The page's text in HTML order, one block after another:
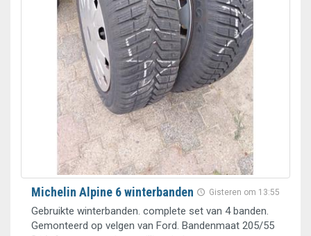
Gisteren om 13:55
Michelin Alpine 6 winterbanden
Gebruikte winterbanden. complete set van 4 banden.
Gemonteerd op velgen van Ford. Bandenmaat 205/55